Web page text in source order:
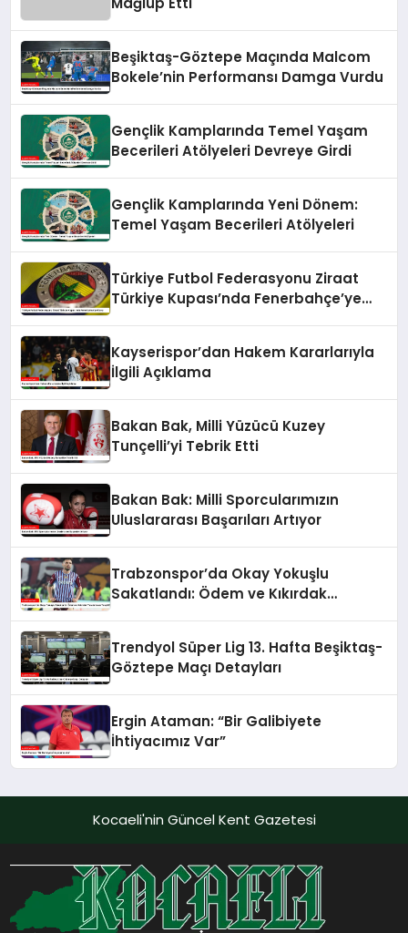
Beşiktaş-Göztepe Maçında Malcom
Bokele’nin Performansı Damga Vurdu
Gençlik Kamplarında Temel Yaşam
Becerileri Atölyeleri Devreye Girdi
Gençlik Kamplarında Yeni Dönem:
Temel Yaşam Becerileri Atölyeleri
Türkiye Futbol Federasyonu Ziraat
Türkiye Kupası’nda Fenerbahçe’ye
Kayserispor’dan Hakem Kararlarıyla
İlgili Açıklama
Bakan Bak, Milli Yüzücü Kuzey
Tunçelli’yi Tebrik Etti
Bakan Bak: Milli Sporcularımızın
Uluslararası Başarıları Artıyor
Trabzonspor’da Okay Yokuşlu
Sakatlandı: Ödem ve Kıkırdak
Trendyol Süper Lig 13. Hafta Beşiktaş-
Göztepe Maçı Detayları
Ergin Ataman: “Bir Galibiyete
İhtiyacımız Var”
Kocaeli'nin Güncel Kent Gazetesi